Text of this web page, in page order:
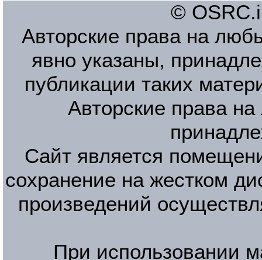
©
Авторские права на
явно указаны,
публикации таких
Авторские права
Сайт является
сохранение на жестком
произведений
При использовании